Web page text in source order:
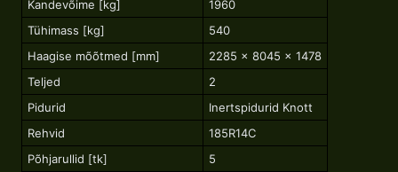
Kandevõime [kg]
1960
Tühimass [kg]
540
Haagise mõõtmed [mm]
2285 x 8045 x 1478
Teljed
2
Pidurid
Inertspidurid Knott
Rehvid
185R14C
Põhjarullid [tk]
5